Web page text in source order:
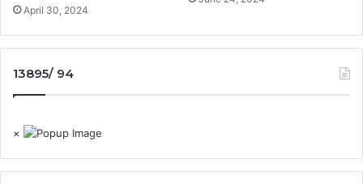
April 30, 2024
13895/ 94
×